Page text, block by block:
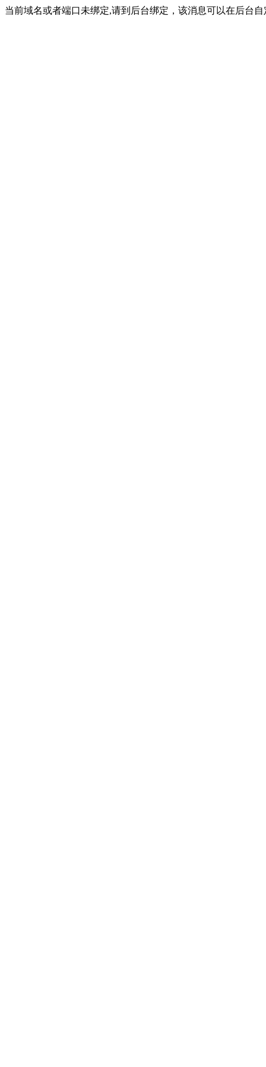
当前域名或者端口未绑定,请到后台绑定，该消息可以在后台自